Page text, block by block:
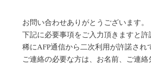
お問い合わせありがとうございます。
下記に必要事項をご入力頂きますと
稀にAFP通信から二次利用が許諾さ
ご連絡の必要な方は、お名前、ご連